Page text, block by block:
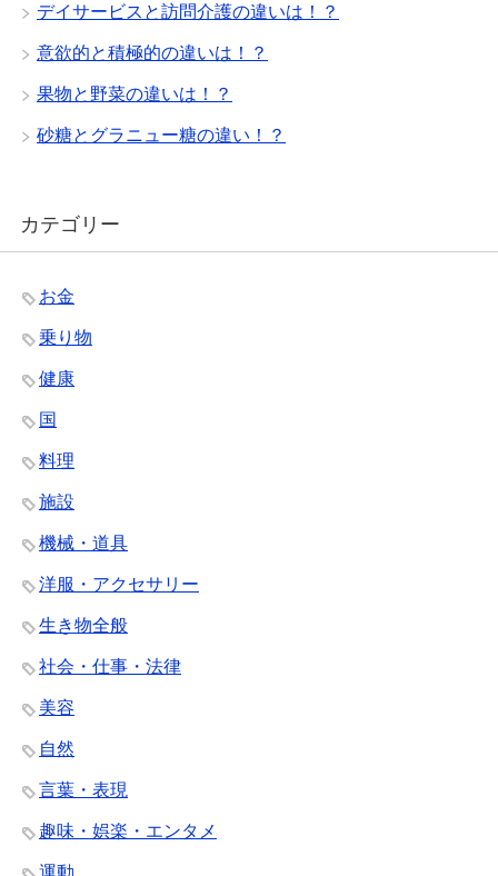
デイサービスと訪問介護の違いは！？
意欲的と積極的の違いは！？
果物と野菜の違いは！？
砂糖とグラニュー糖の違い！？
カテゴリー
お金
乗り物
健康
国
料理
施設
機械・道具
洋服・アクセサリー
生き物全般
社会・仕事・法律
美容
自然
言葉・表現
趣味・娯楽・エンタメ
運動